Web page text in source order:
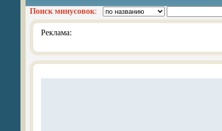
Поиск минусовок:
Реклама: